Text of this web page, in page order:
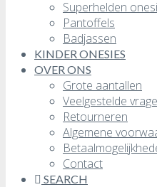
Superhelden
Pantoffels
Badjassen
KINDER ONESIES
OVER ONS
Grote aantallen
Veelgestelde
Retourneren
Algemene
Contact
SEARCH